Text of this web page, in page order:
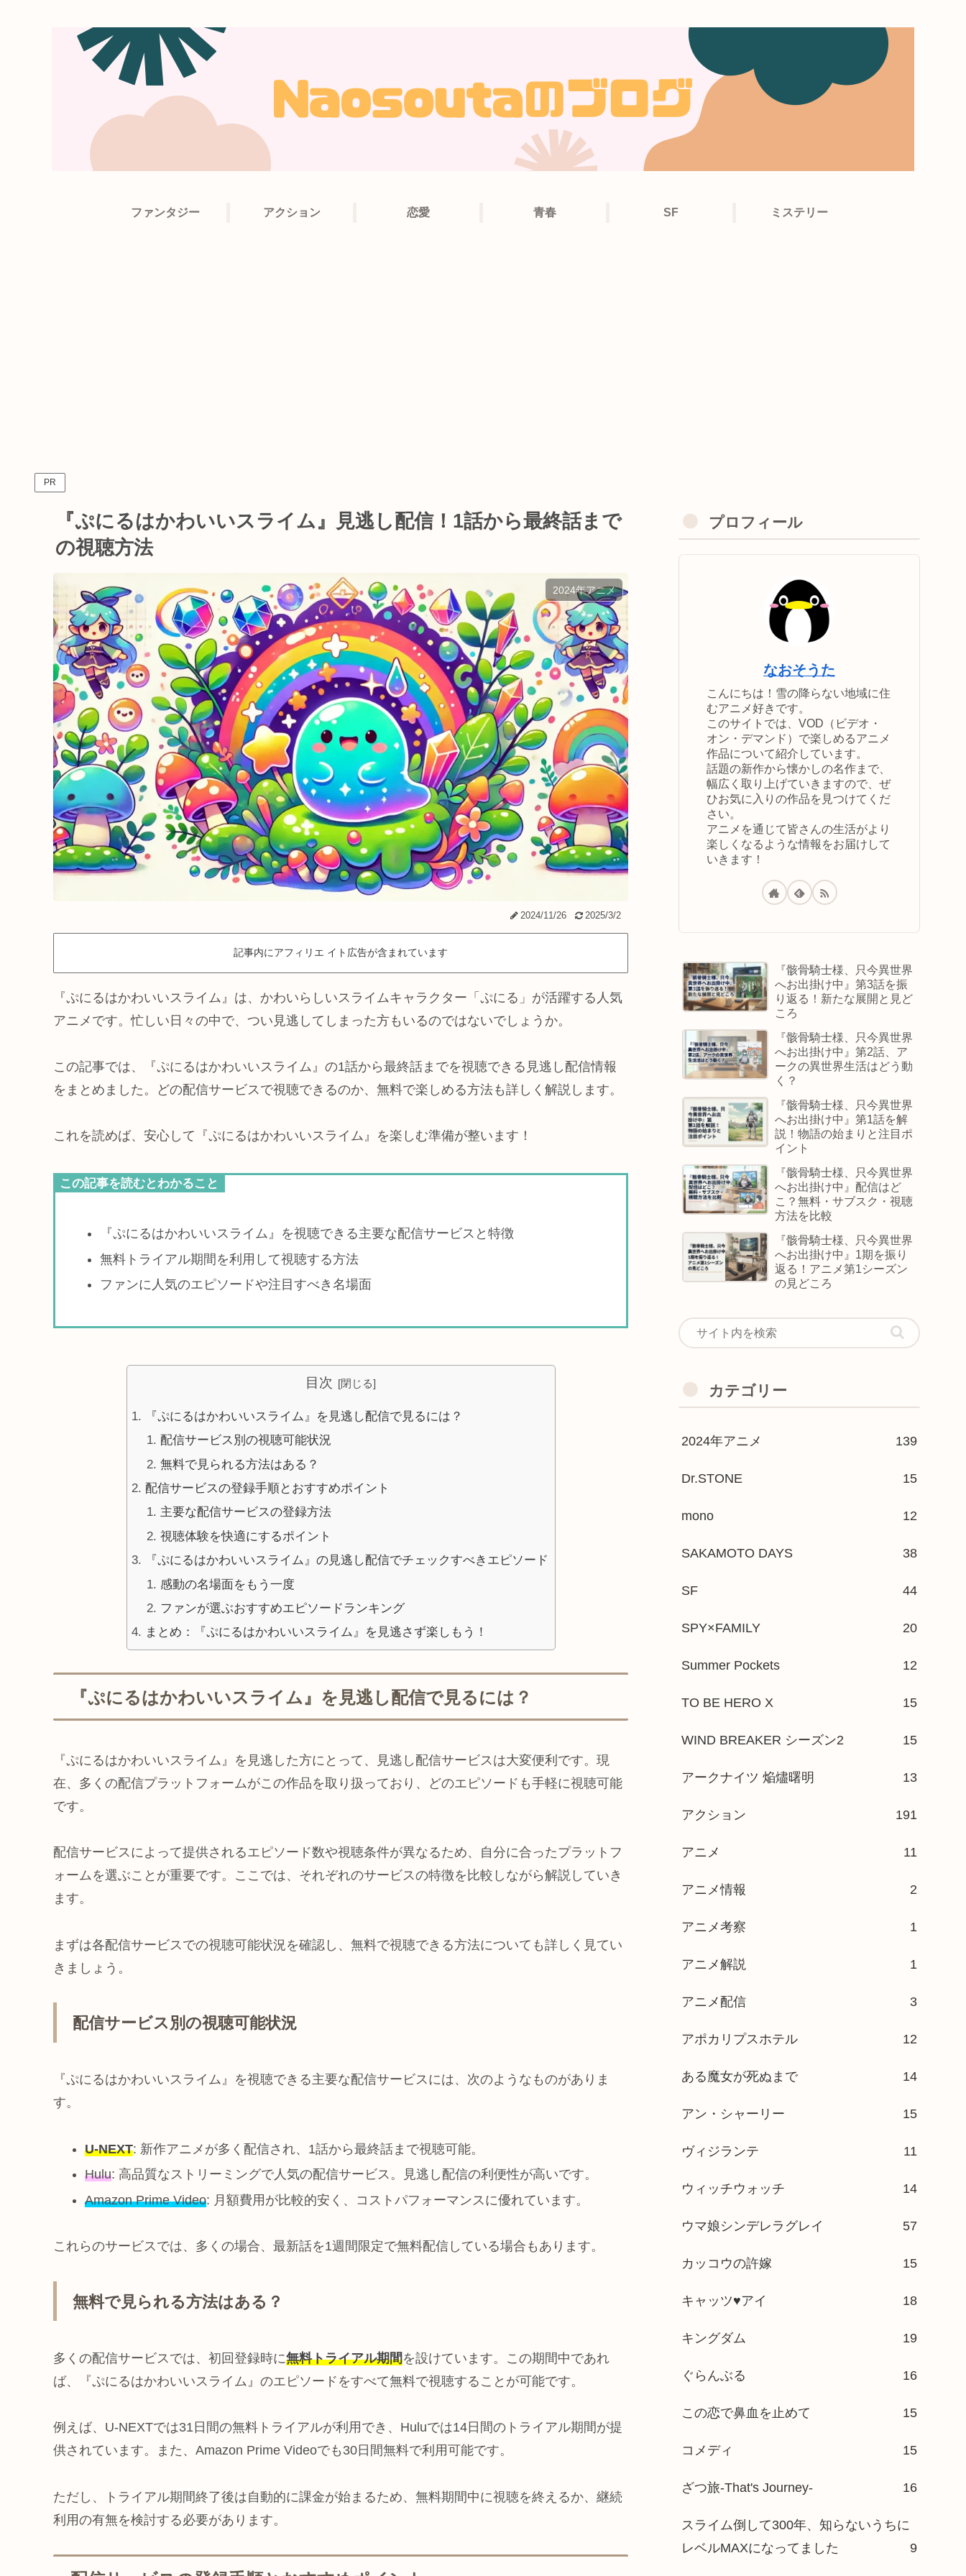
ファンタジー アクション 恋愛 青春 SF ミステリー
PR
『ぷにるはかわいいスライム』見逃し配信！1話から最終話まで
の視聴方法
2024年アニメ
2024/11/26 2025/3/2
記事内にアフィリエ イト広告が含まれています
『ぷにるはかわいいスライム』は、かわいらしいスライムキャラクター「ぷにる」が活躍する人気
アニメです。忙しい日々の中で、つい見逃してしまった方もいるのではないでしょうか。
この記事では、『ぷにるはかわいいスライム』の1話から最終話までを視聴できる見逃し配信情報
をまとめました。どの配信サービスで視聴できるのか、無料で楽しめる方法も詳しく解説します。
これを読めば、安心して『ぷにるはかわいいスライム』を楽しむ準備が整います！
この記事を読むとわかること
『ぷにるはかわいいスライム』を視聴できる主要な配信サービスと特徴
無料トライアル期間を利用して視聴する方法
ファンに人気のエピソードや注目すべき名場面
目次
『ぷにるはかわいいスライム』を見逃し配信で見るには？
配信サービス別の視聴可能状況
無料で見られる方法はある？
配信サービスの登録手順とおすすめポイント
主要な配信サービスの登録方法
視聴体験を快適にするポイント
『ぷにるはかわいいスライム』の見逃し配信でチェックすべきエピソード
感動の名場面をもう一度
ファンが選ぶおすすめエピソードランキング
まとめ：『ぷにるはかわいいスライム』を見逃さず楽しもう！
『ぷにるはかわいいスライム』を見逃し配信で見るには？
『ぷにるはかわいいスライム』を見逃した方にとって、見逃し配信サービスは大変便利です。現
在、多くの配信プラットフォームがこの作品を取り扱っており、どのエピソードも手軽に視聴可能
です。
配信サービスによって提供されるエピソード数や視聴条件が異なるため、自分に合ったプラットフ
ォームを選ぶことが重要です。ここでは、それぞれのサービスの特徴を比較しながら解説していき
ます。
まずは各配信サービスでの視聴可能状況を確認し、無料で視聴できる方法についても詳しく見てい
きましょう。
配信サービス別の視聴可能状況
『ぷにるはかわいいスライム』を視聴できる主要な配信サービスには、次のようなものがありま
す。
U-NEXT: 新作アニメが多く配信され、1話から最終話まで視聴可能。
Hulu: 高品質なストリーミングで人気の配信サービス。見逃し配信の利便性が高いです。
Amazon Prime Video: 月額費用が比較的安く、コストパフォーマンスに優れています。
これらのサービスでは、多くの場合、最新話を1週間限定で無料配信している場合もあります。
無料で見られる方法はある？
多くの配信サービスでは、初回登録時に無料トライアル期間を設けています。この期間中であれ
ば、『ぷにるはかわいいスライム』のエピソードをすべて無料で視聴することが可能です。
例えば、U-NEXTでは31日間の無料トライアルが利用でき、Huluでは14日間のトライアル期間が提
供されています。また、Amazon Prime Videoでも30日間無料で利用可能です。
ただし、トライアル期間終了後は自動的に課金が始まるため、無料期間中に視聴を終えるか、継続
利用の有無を検討する必要があります。
プロフィール
なおそうた
こんにちは！雪の降らない地域に住
むアニメ好きです。
このサイトでは、VOD（ビデオ・
オン・デマンド）で楽しめるアニメ
作品について紹介しています。
話題の新作から懐かしの名作まで、
幅広く取り上げていきますので、ぜ
ひお気に入りの作品を見つけてくだ
さい。
アニメを通じて皆さんの生活がより
楽しくなるような情報をお届けして
いきます！
『骸骨騎士様、只今異世界
へお出掛け中』第3話を振
り返る！新たな展開と見ど
ころ
『骸骨騎士様、只今異世界
へお出掛け中』第2話、ア
ークの異世界生活はどう動
く？
『骸骨騎士様、只今異世界
へお出掛け中』第1話を解
説！物語の始まりと注目ポ
イント
『骸骨騎士様、只今異世界
へお出掛け中』配信はど
こ？無料・サブスク・視聴
方法を比較
『骸骨騎士様、只今異世界
へお出掛け中』1期を振り
返る！アニメ第1シーズン
の見どころ
カテゴリー
2024年アニメ 139
Dr.STONE 15
mono 12
SAKAMOTO DAYS 38
SF 44
SPY×FAMILY 20
Summer Pockets 12
TO BE HERO X 15
WIND BREAKER シーズン2 15
アークナイツ 焔燼曙明 13
アクション 191
アニメ 11
アニメ情報 2
アニメ考察 1
アニメ解説 1
アニメ配信 3
アポカリプスホテル 12
ある魔女が死ぬまで 14
アン・シャーリー 15
ヴィジランテ 11
ウィッチウォッチ 14
ウマ娘シンデレラグレイ 57
カッコウの許嫁 15
キャッツ♥アイ 18
キングダム 19
ぐらんぶる 16
この恋で鼻血を止めて 15
コメディ 15
ざつ旅-That's Journey- 16
スライム倒して300年、知らないうちに
レベルMAXになってました
9